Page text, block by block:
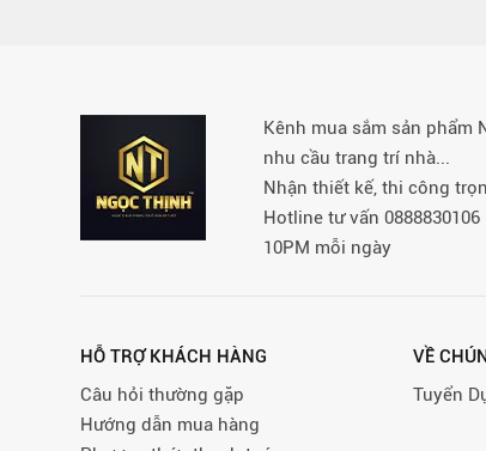
Kênh mua sắm sản phẩm
nhu cầu trang trí nhà...
Nhận thiết kế, thi công
Hotline tư vấn
10PM mỗi ngày
HỖ TRỢ KHÁCH HÀNG
Câu hỏi thường gặp
Hướng dẫn mua hàng
VỀ
Tuyển